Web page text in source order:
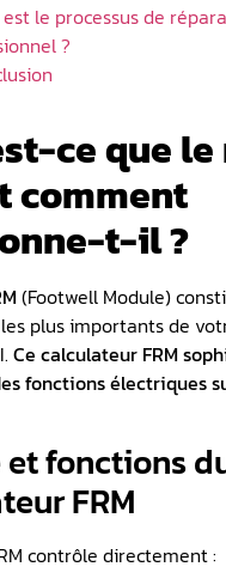
est le processus de
?
ce que
comment
t-il ?
(Footwell Module)
plus importants de
Ce calculateur FRM
fonctions électriques
et fonctions
FRM
contrôle directement :